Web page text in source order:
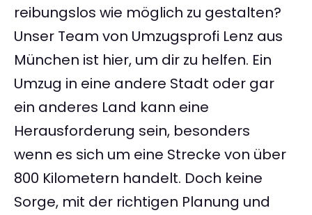
reibungslos wie möglich zu gestalten?
Unser Team von Umzugsprofi Lenz aus
München ist hier, um dir zu helfen. Ein
Umzug in eine andere Stadt oder gar
ein anderes Land kann eine
Herausforderung sein, besonders
wenn es sich um eine Strecke von über
800 Kilometern handelt. Doch keine
Sorge, mit der richtigen Planung und